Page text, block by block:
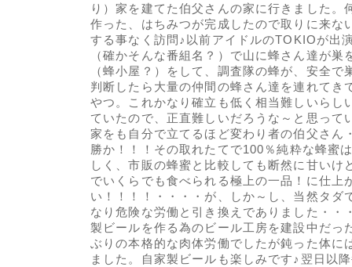
り）家を建てた伯父さんの家に行きました。
作った、はちみつが完成したので取りに来な
する事なく訪問♪以前アイドルのTOKIOが出
（確かそんな番組名？）で山に蜂さん達が巣
（蜂小屋？）をして、調査隊の蜂が、安全で
判断したら大量の仲間の蜂さん達を連れてき
やつ。これかなり確立も低く相当難しいらし
ていたので、正直難しいだろうな～と思って
家をも自分で立てるほど変わり者の伯父さん
勝か！！！その取れたてで100％純粋な蜂蜜
しく、市販の蜂蜜と比較しても断然に甘いけ
でいくらでも食べられる極上の一品！に仕上
い！！！！・・・・が、しか～し、当然タダ
なり危険な労働と引き換えでありました・・
製ビールを作る為のビール工房を建設中だっ
ぶりの本格的な肉体労働でしたが鈍った体に
ました。自家製ビールも楽しみです♪翌日以